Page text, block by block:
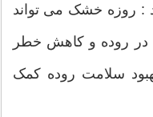
: روزه خشک می تواند
در روده و کاهش خطر
سلامت روده کمک